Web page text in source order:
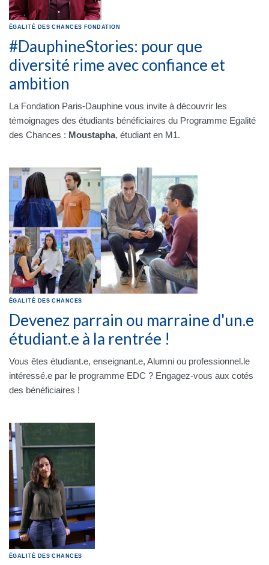
ÉGALITÉ DES CHANCES FONDATION
#DauphineStories: pour que
diversité rime avec confiance et
ambition
La Fondation Paris-Dauphine vous invite à découvrir les
témoignages des étudiants bénéficiaires du Programme Egalité
des Chances : Moustapha, étudiant en M1.
ÉGALITÉ DES CHANCES
Devenez parrain ou marraine d'un.e
étudiant.e à la rentrée !
Vous êtes étudiant.e, enseignant.e, Alumni ou professionnel.le
intéressé.e par le programme EDC ? Engagez-vous aux cotés
des bénéficiaires !
ÉGALITÉ DES CHANCES